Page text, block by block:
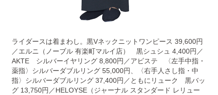
ライダースは着まわし。黒Vネックニットワンピース 39,600円
／エルニ（ノーブル 有楽町マルイ店） 黒シュシュ 4,400円／
AKTE シルバーイヤリング 8,800円／アビステ 〈左手中指・
薬指〉シルバーダブルリング 55,000円、〈右手人さし指・中
指〉シルバーダブルリング 37,400円／ともにリューク 黒バッ
グ 13,750円／HELOYSE（ジャーナル スタンダード レリュー